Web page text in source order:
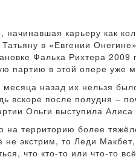
карьеру как
в «Евгении
Фалька Рихтера
партию в этой опере уже
месяца назад их нельзя
вскоре после полудня –
Ольги выступила
на территорию более
экстрим, то Леди
что кто-то или что-то